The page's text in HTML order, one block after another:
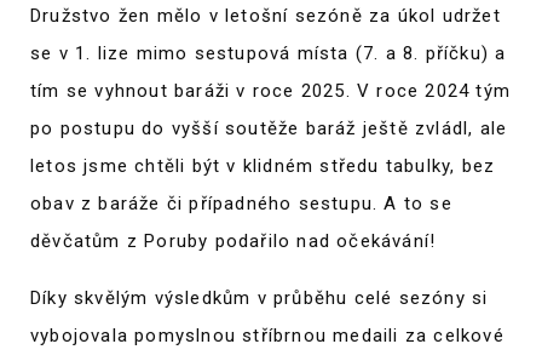
Družstvo žen mělo v letošní sezóně za úkol udržet
se v 1. lize mimo sestupová místa (7. a 8. příčku) a
tím se vyhnout baráži v roce 2025. V roce 2024 tým
po postupu do vyšší soutěže baráž ještě zvládl, ale
letos jsme chtěli být v klidném středu tabulky, bez
obav z baráže či případného sestupu. A to se
děvčatům z Poruby podařilo nad očekávání!
Díky skvělým výsledkům v průběhu celé sezóny si
vybojovala pomyslnou stříbrnou medaili za celkové